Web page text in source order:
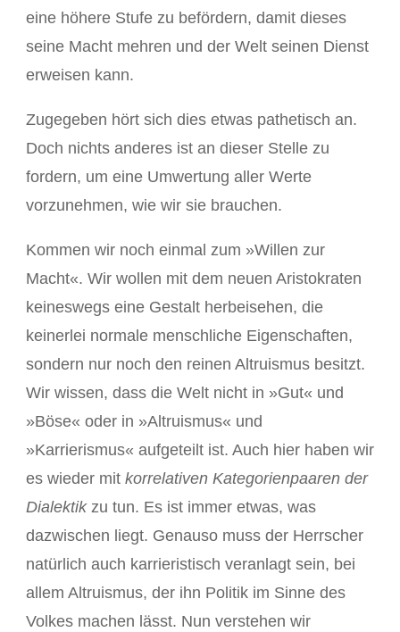
eine höhere Stufe zu befördern, damit dieses
seine Macht mehren und der Welt seinen Dienst
erweisen kann.
Zugegeben hört sich dies etwas pathetisch an.
Doch nichts anderes ist an dieser Stelle zu
fordern, um eine Umwertung aller Werte
vorzunehmen, wie wir sie brauchen.
Kommen wir noch einmal zum »Willen zur
Macht«. Wir wollen mit dem neuen Aristokraten
keineswegs eine Gestalt herbeisehen, die
keinerlei normale menschliche Eigenschaften,
sondern nur noch den reinen Altruismus besitzt.
Wir wissen, dass die Welt nicht in »Gut« und
»Böse« oder in »Altruismus« und
»Karrierismus« aufgeteilt ist. Auch hier haben wir
es wieder mit korrelativen Kategorienpaaren der
Dialektikzu tun. Es ist immer etwas, was
dazwischen liegt. Genauso muss der Herrscher
natürlich auch karrieristisch veranlagt sein, bei
allem Altruismus, der ihn Politik im Sinne des
Volkes machen lässt. Nun verstehen wir